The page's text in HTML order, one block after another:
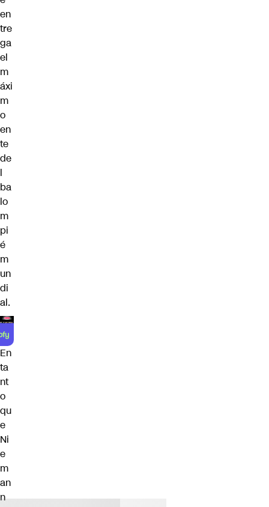
en
tre
ga
el
m
áxi
m
o
en
te
de
l
ba
lo
m
pi
é
m
un
di
al.
En
ta
nt
o
qu
e
Ni
e
m
an
n